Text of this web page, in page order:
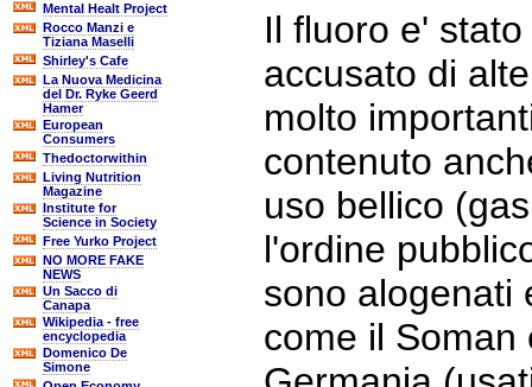
Mental Healt Project
Rocco Manzi e
Tiziana Maselli
Shirley's Cafe
La Nuova Medicina
del Dr. Ryke Geerd
Hamer
European
Consumers
Thedoctorwithin
Living Nutrition
Magazine
Institute for
Science in Society
Free Yurko Project
NO MORE FAKE
NEWS
Un Sacco di
Canapa
Wikipedia - free
encyclopedia
Domenico De
Simone
Il fluoro e'
accusato di
molto
contenuto
uso bellico
l'ordine
sono alogenati
come il Soman